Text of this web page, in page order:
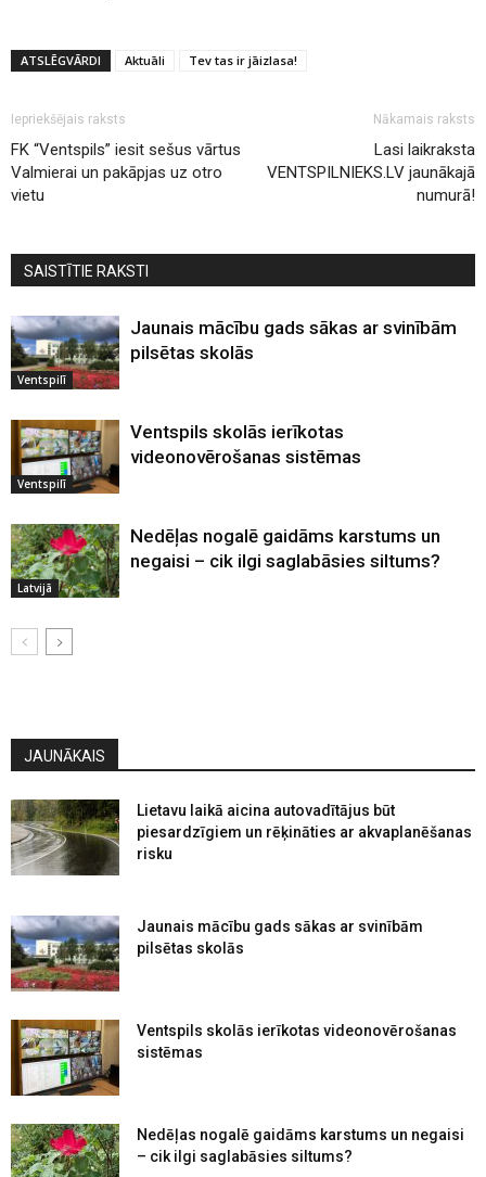
ATSLĒGVĀRDI Aktuāli Tev tas ir jāizlasa!
Iepriekšējais raksts
FK “Ventspils” iesit sešus vārtus
Valmierai un pakāpjas uz otro
vietu
Nākamais raksts
Lasi laikraksta
VENTSPILNIEKS.LV jaunākajā
numurā!
SAISTĪTIE RAKSTI
Ventspilī
Jaunais mācību gads sākas ar svinībām
pilsētas skolās
Ventspilī
Ventspils skolās ierīkotas
videonovērošanas sistēmas
Latvijā
Nedēļas nogalē gaidāms karstums un
negaisi – cik ilgi saglabāsies siltums?
JAUNĀKAIS
Lietavu laikā aicina autovadītājus būt
piesardzīgiem un rēķināties ar akvaplanēšanas
risku
Jaunais mācību gads sākas ar svinībām
pilsētas skolās
Ventspils skolās ierīkotas videonovērošanas
sistēmas
Nedēļas nogalē gaidāms karstums un negaisi
– cik ilgi saglabāsies siltums?